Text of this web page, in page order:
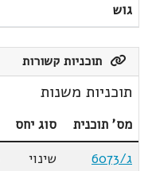
גוש
תוכניות קשורות
תוכניות משנות
מס' תוכנית סוג יחס
ג/6073
שינוי